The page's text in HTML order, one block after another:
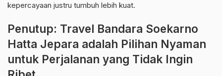
kepercayaan justru tumbuh lebih kuat.
Penutup: Travel Bandara Soekarno
Hatta Jepara adalah Pilihan Nyaman
untuk Perjalanan yang Tidak Ingin